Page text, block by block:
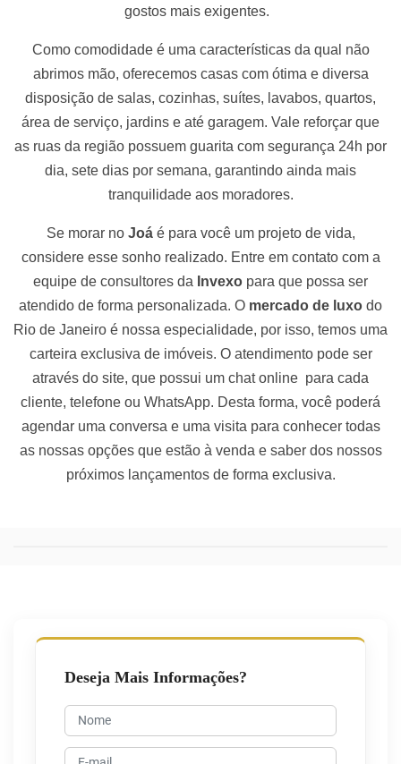
gostos mais exigentes.
Como comodidade é uma características da qual não
abrimos mão, oferecemos casas com ótima e diversa
disposição de salas, cozinhas, suítes, lavabos, quartos,
área de serviço, jardins e até garagem. Vale reforçar que
as ruas da região possuem guarita com segurança 24h por
dia, sete dias por semana, garantindo ainda mais
tranquilidade aos moradores.
Se morar no Joáé para você um projeto de vida,
considere esse sonho realizado. Entre em contato com a
equipe de consultores da Invexo para que possa ser
atendido de forma personalizada. O mercado de luxo do
Rio de Janeiro é nossa especialidade, por isso, temos uma
carteira exclusiva de imóveis. O atendimento pode ser
através do site, que possui um chat online para cada
cliente, telefone ou WhatsApp. Desta forma, você poderá
agendar uma conversa e uma visita para conhecer todas
as nossas opções que estão à venda e saber dos nossos
próximos lançamentos de forma exclusiva.
Deseja Mais Informações?